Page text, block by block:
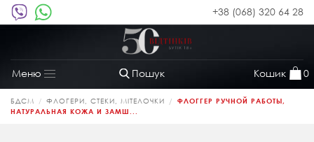
+38 (068) 320 64 28
Пошук Кошик 0
Меню
Toggle
navigation
БДСМ ФЛОГЕРИ, СТЕКИ, МІТЕЛОЧКИ
ФЛОГГЕР РУЧНОЙ РАБОТЫ,
НАТУРАЛЬНАЯ КОЖА И ЗАМШ...